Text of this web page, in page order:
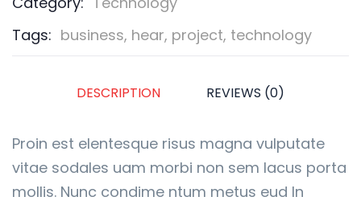
Tags: business, hear, project, technology
DESCRIPTION REVIEWS (0)
Proin est elentesque risus magna vulputate
vitae sodales uam morbi non sem lacus porta
mollis. Nunc condime ntum metus eud In